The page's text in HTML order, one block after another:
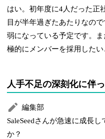
はい。初年度に4人だった正
目が半年過ぎたあたりなの
弱になっている予定です。
極的にメンバーを採用したい
人手不足の深刻化に伴
編集部
SaleSeedさんが急速に成長
か？